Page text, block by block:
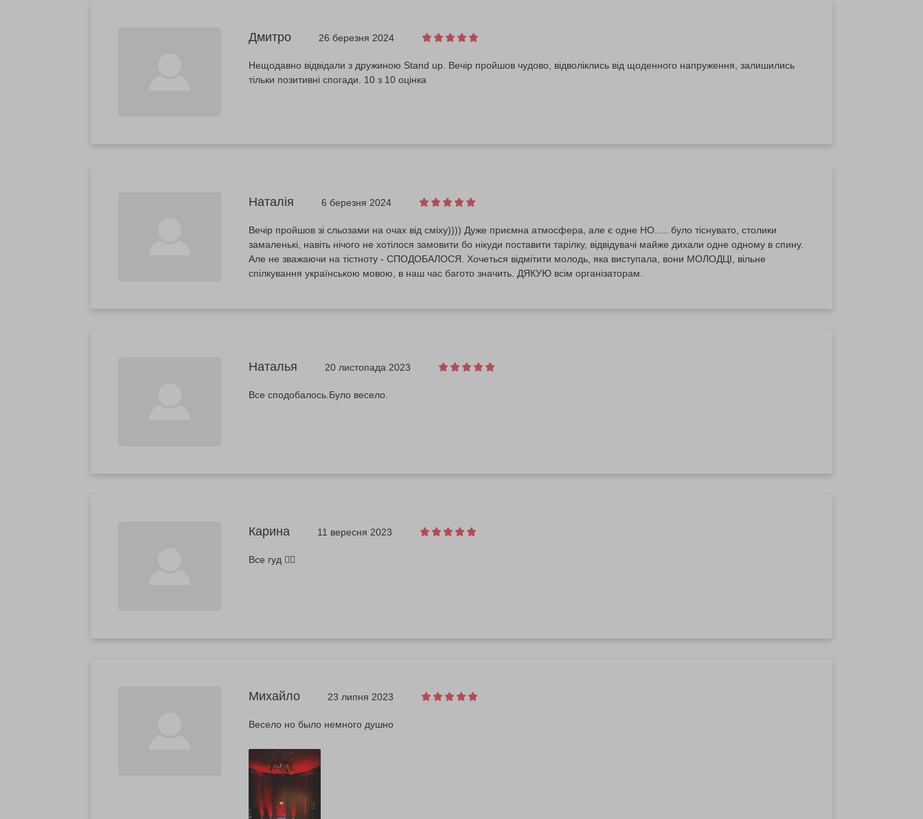
Дмитро 26 березня 2024
Нещодавно відвідали з дружиною Stand up. Вечір пройшов чудово, відволіклись від щоденного напруження, залишились
тільки позитивні спогади. 10 з 10 оцінка
Наталія 6 березня 2024
Вечір пройшов зі сльозами на очах від сміху)))) Дуже приємна атмосфера, але є одне НО..... було тіснувато, столики
замаленькі, навіть нічого не хотілося замовити бо нікуди поставити тарілку, відвідувачі майже дихали одне одному в спину.
Але не зважаючи на тістноту - СПОДОБАЛОСЯ. Хочеться відмітити молодь, яка виступала, вони МОЛОДЦІ, вільне
спілкування українською мовою, в наш час багото значить. ДЯКУЮ всім організаторам.
Наталья 20 листопада 2023
Все сподобалось.Було весело.
Карина 11 вересня 2023
Все гуд 👌🏻
Михайло 23 липня 2023
Весело но было немного душно